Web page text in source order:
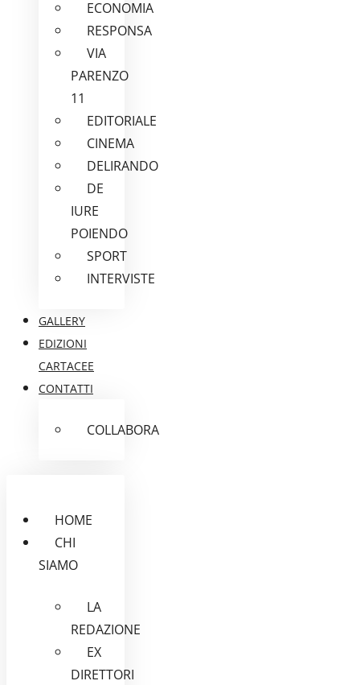
ECONOMIA
RESPONSA
VIA
PARENZO
11
EDITORIALE
CINEMA
DELIRANDO
DE
IURE
POIENDO
SPORT
INTERVISTE
GALLERY
EDIZIONI
CARTACEE
CONTATTI
COLLABORA
HOME
CHI
SIAMO
LA
REDAZIONE
EX
DIRETTORI